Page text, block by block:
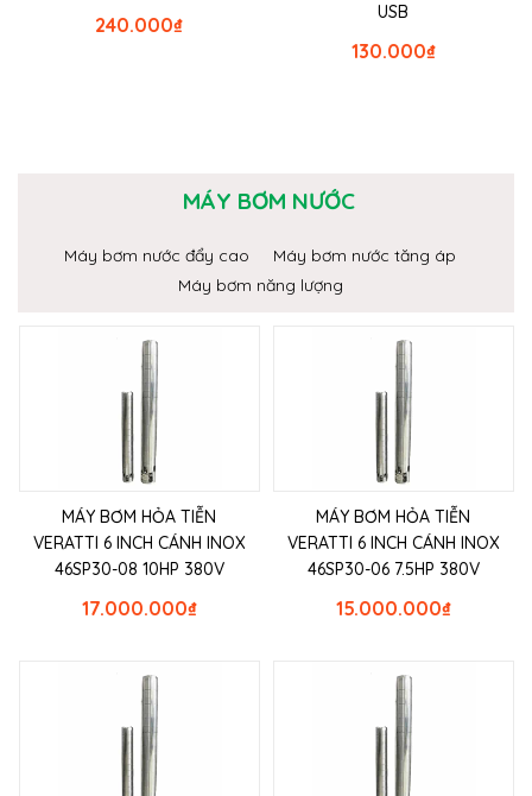
₫
240.000
USB
₫
130.000
MÁY BƠM NƯỚC
Máy bơm nước đẩy cao
Máy bơm nước tăng áp
Máy bơm năng lượng
MÁY BƠM HỎA TIỄN
VERATTI 6 INCH CÁNH INOX
46SP30-08 10HP 380V
₫
17.000.000
MÁY BƠM HỎA TIỄN
VERATTI 6 INCH CÁNH INOX
46SP30-06 7.5HP 380V
₫
15.000.000